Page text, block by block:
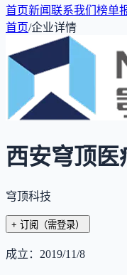
首页新闻联系我们 榜单
首页/企业详情
西安穹顶医
穹顶科技
+ 订阅 （需登录）
成立： 2019/11/8